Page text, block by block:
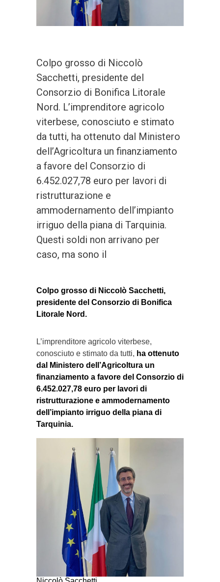
Colpo grosso di Niccolò
Sacchetti, presidente del
Consorzio di Bonifica Litorale
Nord. L’imprenditore agricolo
viterbese, conosciuto e stimato
da tutti, ha ottenuto dal Ministero
dell’Agricoltura un finanziamento
a favore del Consorzio di
6.452.027,78 euro per lavori di
ristrutturazione e
ammodernamento dell’impianto
irriguo della piana di Tarquinia.
Questi soldi non arrivano per
caso, ma sono il
Colpo grosso di Niccolò Sacchetti,
presidente del Consorzio di Bonifica
Litorale Nord.
L’imprenditore agricolo viterbese,
conosciuto e stimato da tutti, ha ottenuto
dal Ministero dell’Agricoltura un
finanziamento a favore del Consorzio di
6.452.027,78 euro per lavori di
ristrutturazione e ammodernamento
dell’impianto irriguo della piana di
Tarquinia.